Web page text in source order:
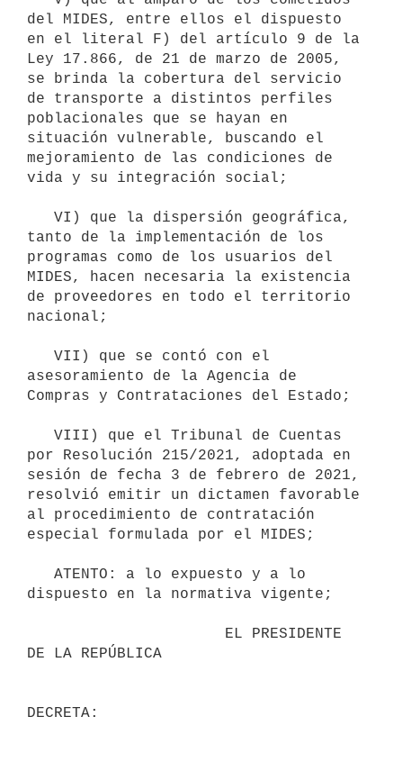
del MIDES, entre ellos el dispuesto
en el literal F) del artículo 9 de la
Ley 17.866, de 21 de marzo de 2005,
se brinda la cobertura del servicio
de transporte a distintos perfiles
poblacionales que se hayan en
situación vulnerable, buscando el
mejoramiento de las condiciones de
vida y su integración social;
tanto de la implementación de los
programas como de los usuarios del
MIDES, hacen necesaria la existencia
de proveedores en todo el territorio
nacional;
asesoramiento de la Agencia de
Compras y Contrataciones del Estado;
por Resolución 215/2021, adoptada en
sesión de fecha 3 de febrero de 2021,
resolvió emitir un dictamen favorable
al procedimiento de contratación
especial formulada por el MIDES;
dispuesto en la normativa vigente;
DE LA REPÚBLICA